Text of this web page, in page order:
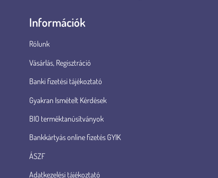
Információk
Rólunk
Vásárlás, Regisztráció
Banki fizetési tájékoztató
Gyakran Ismételt Kérdések
BIO terméktanúsítványok
Bankkártyás online fizetés GYIK
ÁSZF
Adatkezelési tájékoztató